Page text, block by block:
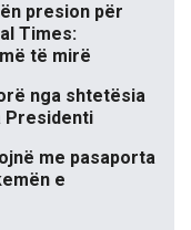
presion për
Times:
të mirë
nga shtetësia
Presidenti
me pasaporta
e